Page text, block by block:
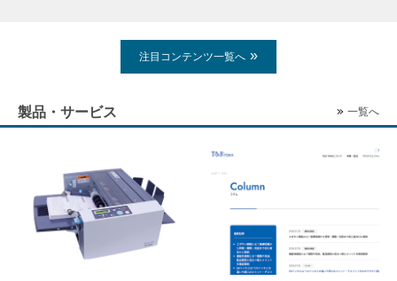
注目コンテンツ一覧へ
製品・サービス 一覧へ